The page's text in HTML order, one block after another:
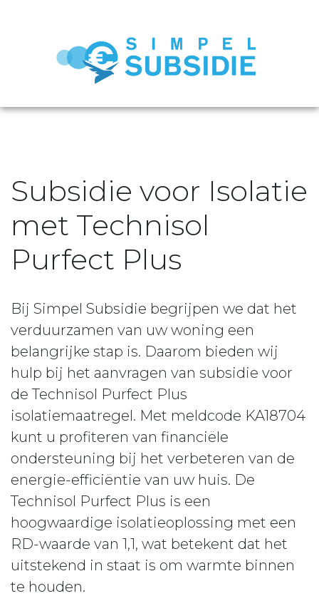
Subsidie voor Isolatie
met Technisol
Purfect Plus
Bij Simpel Subsidie begrijpen we dat het
verduurzamen van uw woning een
belangrijke stap is. Daarom bieden wij
hulp bij het aanvragen van subsidie voor
de Technisol Purfect Plus
isolatiemaatregel. Met meldcode KA18704
kunt u profiteren van financiële
ondersteuning bij het verbeteren van de
energie-efficiëntie van uw huis. De
Technisol Purfect Plus is een
hoogwaardige isolatieoplossing met een
RD-waarde van 1,1, wat betekent dat het
uitstekend in staat is om warmte binnen
te houden.